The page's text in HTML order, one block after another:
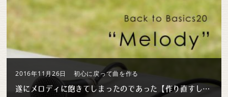
2016年11月26日 初心に戻って曲を作る
遂にメロディに飽きてしまったのであった【作り直すしかない】